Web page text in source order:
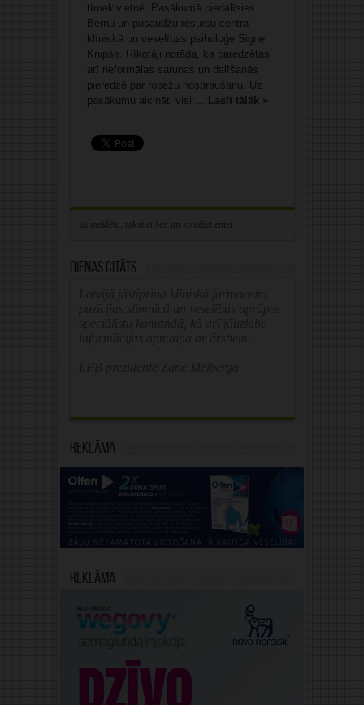
tīmekļvietnē. Pasākumā piedalīsies
Bērnu un pusaudžu resursu centra
klīniskā un veselības psiholoģe Signe
Knipše. Rīkotāji norāda, ka paredzētas
arī neformālas sarunas un dalīšanās
pieredzē par robežu nospraušanu. Uz
pasākumu aicināti visi ... Lasīt tālāk »
Dienas citāts
Reklāma
Reklāma